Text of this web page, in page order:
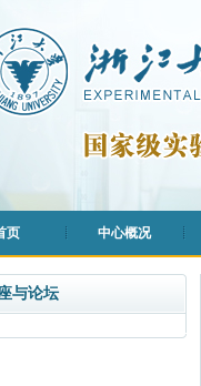
页 中心概况
与论坛